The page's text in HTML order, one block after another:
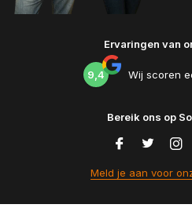
Ervaringen van
9,4 Wij scoren
Bereik ons op
Meld je aan voor